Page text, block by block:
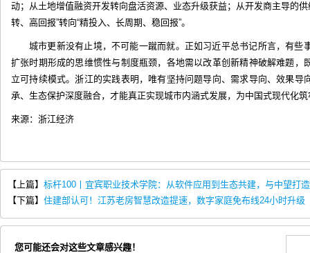
动；从土地增值融资开发转向盘活资源、业态升级获益；从开发商主导的
转、高回报”转向“精投入、长周期、稳回报”。
城市更新没有止境，不可能一蹴而就。正如习近平总书记所言，有些
扩张时期形成的思维惯性与制度瓶颈，各地需以改革创新精神破解难题，
立可持续模式。浙江的实践表明，唯有坚持问题导向、需求导向、效果导
承、生态保护深度融合，才能真正实现城市内涵式发展，为中国式现代化
来源：浙江经济
【上篇】 标杆100丨宜宾职业技术学院：从软件应用到生态共建，与中望打
【下篇】 住建部认可！江苏老房智慧改造提速，数字家庭免布线24小时升级
您可能还会对这些文章感兴趣！